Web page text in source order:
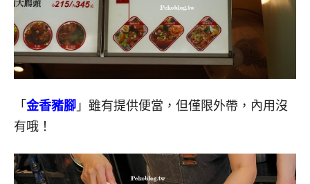
「 金香豬腳 」雖有提供便當，但僅限外帶，內用沒
有哦！